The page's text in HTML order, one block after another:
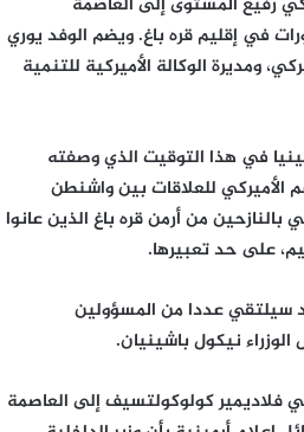
في إقليم قره باغ. ويضم الوفد يوري
ومديرة الوكالة الأميركية للتنمية
في هذا التوقيت الذي وصفته
الأميركي للعلاقات بين واشنطن
من أرمن قره باغ الذين عانوا
على حد تعبيرها.
سيلتقي عددا من المسؤولين
نيكول باشينيان.
فلاديمير كولوكولتسيف إلى العاصمة